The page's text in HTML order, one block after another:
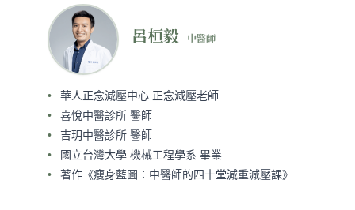
呂桓毅 中醫師
華人正念減壓中心 正念減壓老師
喜悅中醫診所 醫師
吉玥中醫診所 醫師
國立台灣大學 機械工程學系 畢業
著作《瘦身藍圖：中醫師的四十堂減重減壓課》